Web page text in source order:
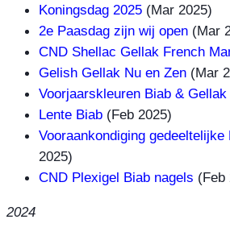
Koningsdag 2025 (Mar 2025)
2e Paasdag zijn wij open (Mar
CND Shellac Gellak French
Gelish Gellak Nu en Zen (Mar
Voorjaarskleuren Biab & Gellak
Lente Biab (Feb 2025)
Vooraankondiging
2025)
CND Plexigel Biab nagels (Feb
2024